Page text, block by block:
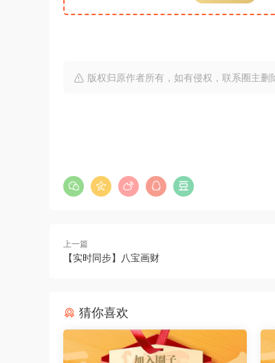
版权归原作者所有，如有侵权，联系圈主删
上一篇
【实时同步】八宝画财
猜你喜欢